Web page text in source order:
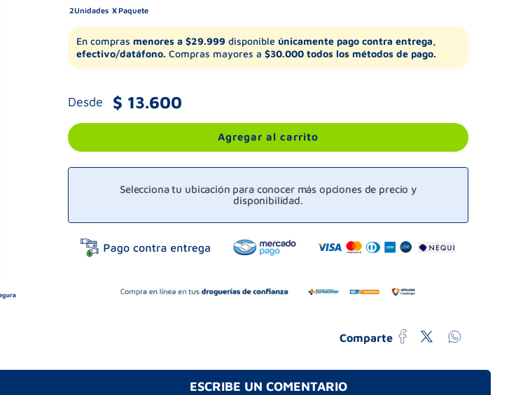
2Unidades Paquete
En compras menores a $29.999 disponible únicamente pago contra entrega,
efectivo/datáfono. Compras mayores a $30.000 todos los métodos de pago.
Desde $ 13.600
Agregar al carrito
Selecciona tu ubicación para conocer más opciones de precio y
disponibilidad.
Comparte
ESCRIBE UN COMENTARIO